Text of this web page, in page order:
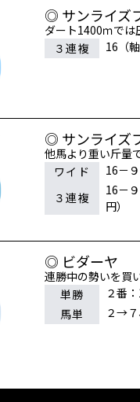
◎ サンライズ
ダート1400ｍでは
３連複
16（
◎ サンライズ
他馬より重い斤量
ワイド
16－
３連複
16－
円）
◎ ビダーヤ
連勝中の勢いを買
単勝
２番
馬単
２→７